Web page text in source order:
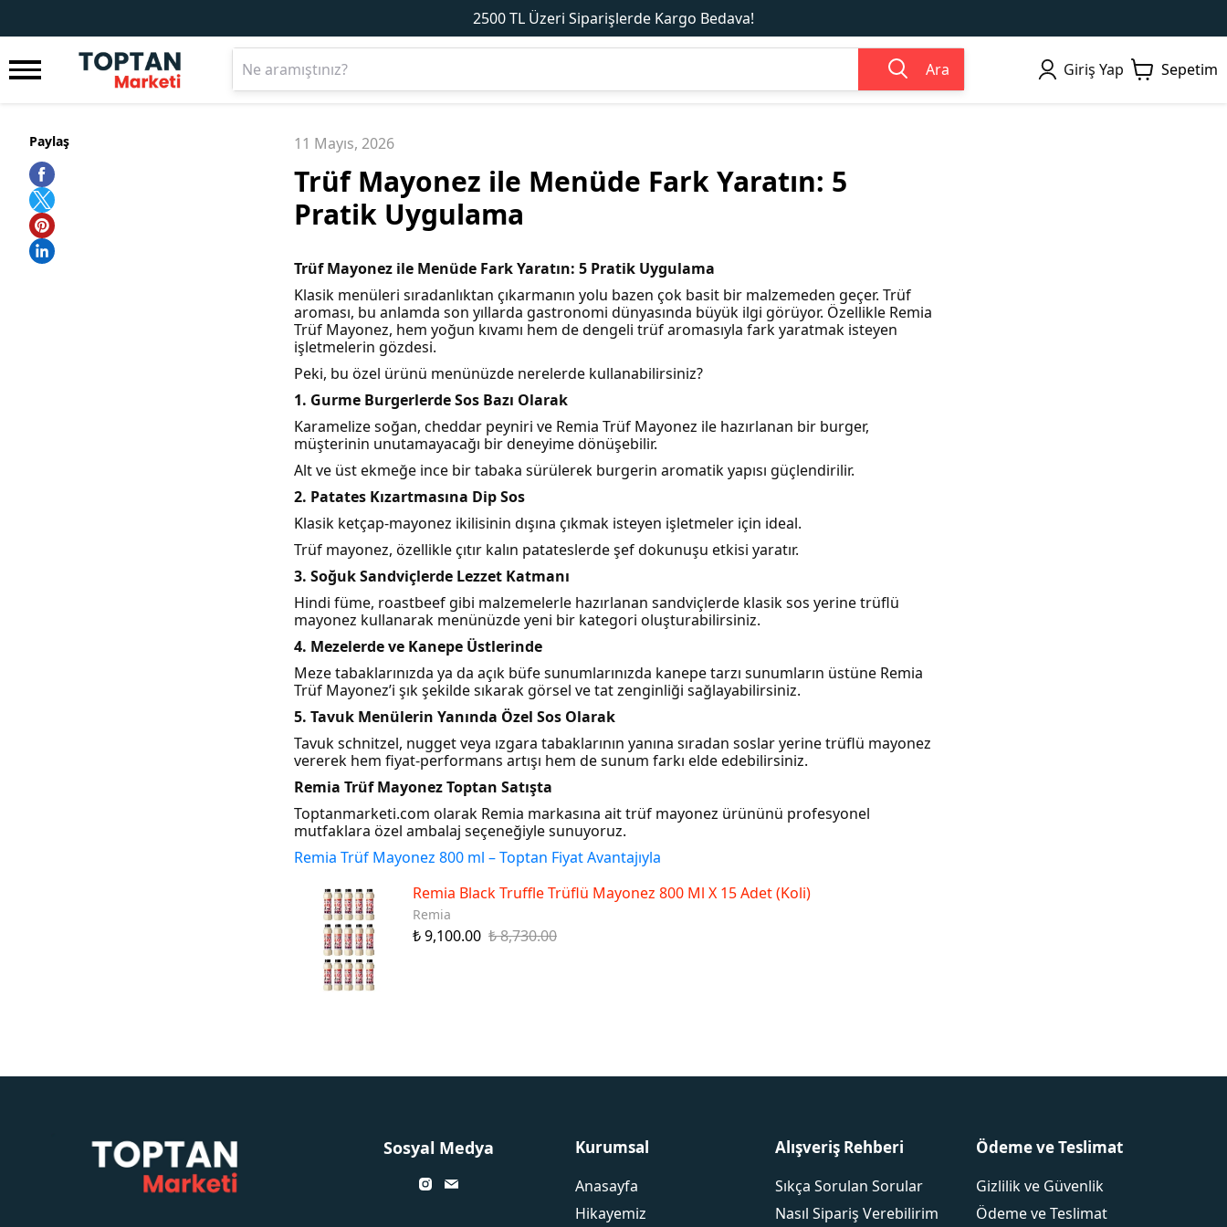
2500 TL Üzeri Siparişlerde Kargo Bedava!
Ara Giriş Yap Sepetim
Paylaş 11 Mayıs, 2026
Trüf Mayonez ile Menüde Fark Yaratın: 5
Pratik Uygulama
Trüf Mayonez ile Menüde Fark Yaratın: 5 Pratik Uygulama
Klasik menüleri sıradanlıktan çıkarmanın yolu bazen çok basit bir malzemeden geçer. Trüf
aroması, bu anlamda son yıllarda gastronomi dünyasında büyük ilgi görüyor. Özellikle Remia
Trüf Mayonez, hem yoğun kıvamı hem de dengeli trüf aromasıyla fark yaratmak isteyen
işletmelerin gözdesi.
Peki, bu özel ürünü menünüzde nerelerde kullanabilirsiniz?
1. Gurme Burgerlerde Sos Bazı Olarak
Karamelize soğan, cheddar peyniri ve Remia Trüf Mayonez ile hazırlanan bir burger,
müşterinin unutamayacağı bir deneyime dönüşebilir.
Alt ve üst ekmeğe ince bir tabaka sürülerek burgerin aromatik yapısı güçlendirilir.
2. Patates Kızartmasına Dip Sos
Klasik ketçap-mayonez ikilisinin dışına çıkmak isteyen işletmeler için ideal.
Trüf mayonez, özellikle çıtır kalın patateslerde şef dokunuşu etkisi yaratır.
3. Soğuk Sandviçlerde Lezzet Katmanı
Hindi füme, roastbeef gibi malzemelerle hazırlanan sandviçlerde klasik sos yerine trüflü
mayonez kullanarak menünüzde yeni bir kategori oluşturabilirsiniz.
4. Mezelerde ve Kanepe Üstlerinde
Meze tabaklarınızda ya da açık büfe sunumlarınızda kanepe tarzı sunumların üstüne Remia
Trüf Mayonez’i şık şekilde sıkarak görsel ve tat zenginliği sağlayabilirsiniz.
5. Tavuk Menülerin Yanında Özel Sos Olarak
Tavuk schnitzel, nugget veya ızgara tabaklarının yanına sıradan soslar yerine trüflü mayonez
vererek hem fiyat-performans artışı hem de sunum farkı elde edebilirsiniz.
Remia Trüf Mayonez Toptan Satışta
Toptanmarketi.com olarak Remia markasına ait trüf mayonez ürününü profesyonel
mutfaklara özel ambalaj seçeneğiyle sunuyoruz.
Remia Trüf Mayonez 800 ml – Toptan Fiyat Avantajıyla
Remia Black Truffle Trüflü Mayonez 800 Ml X 15 Adet (Koli)
Remia
₺ 9,100.00 ₺ 8,730.00
Sosyal Medya Kurumsal
Anasayfa
Hikayemiz
Alışveriş Rehberi
Sıkça Sorulan Sorular
Nasıl Sipariş Verebilirim
Ödeme ve Teslimat
Gizlilik ve Güvenlik
Ödeme ve Teslimat